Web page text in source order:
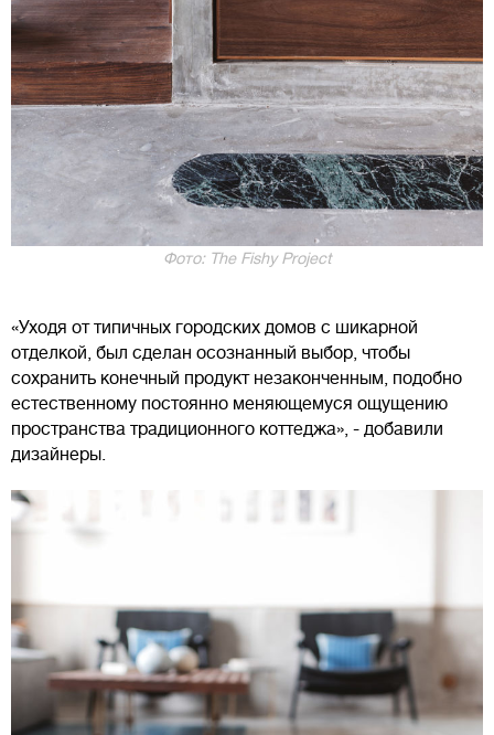
Фото: The Fishy Project
«Уходя от типичных городских домов с шикарной
отделкой, был сделан осознанный выбор, чтобы
сохранить конечный продукт незаконченным, подобно
естественному постоянно меняющемуся ощущению
пространства традиционного коттеджа», - добавили
дизайнеры.